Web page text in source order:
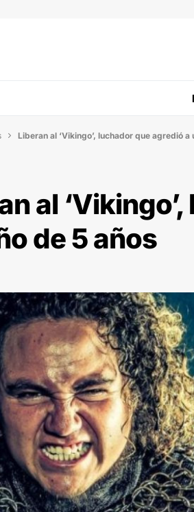
 Liberan al ‘Vikingo’, luchador que agredió a
al
de 5 años